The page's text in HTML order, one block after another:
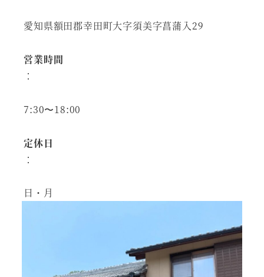
愛知県額田郡幸田町大字須美字菖蒲入29
営業時間
：
7:30〜18:00
定休日
：
日・月